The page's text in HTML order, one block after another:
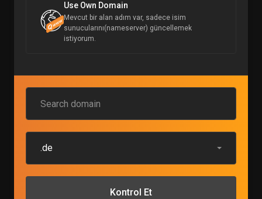
Use Own Domain
Mevcut bir alan adım var, sadece isim
sunucularını(nameserver) güncellemek
istiyorum.
.de
Kontrol Et